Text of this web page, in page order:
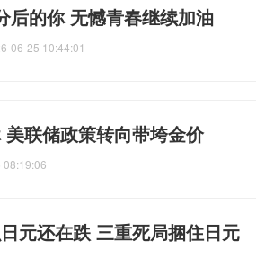
后的你 无憾青春继续加油
06-25 10:44:01
联储政策转向带垮金价
08:19:06
元还在跌 三重死局捆住日元